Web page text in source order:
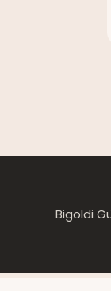
Bigoldi